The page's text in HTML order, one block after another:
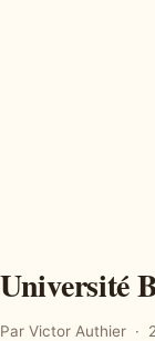
Université
Par Victor Authier